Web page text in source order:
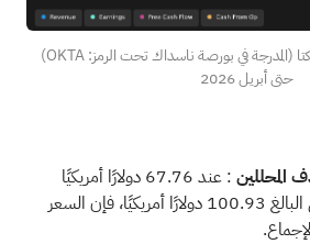
نمو أرباح وإيرادات شركة أوكتا (المدرجة في بورصة ناسداك تحت الرمز: OKTA)
حتى أبريل 2026
المحللين
: عند 67.76 دولارًا أمريكيًا
مقابل هدف المحللين البالغ 100.93 دولارًا أمريكيًا، فإن السعر